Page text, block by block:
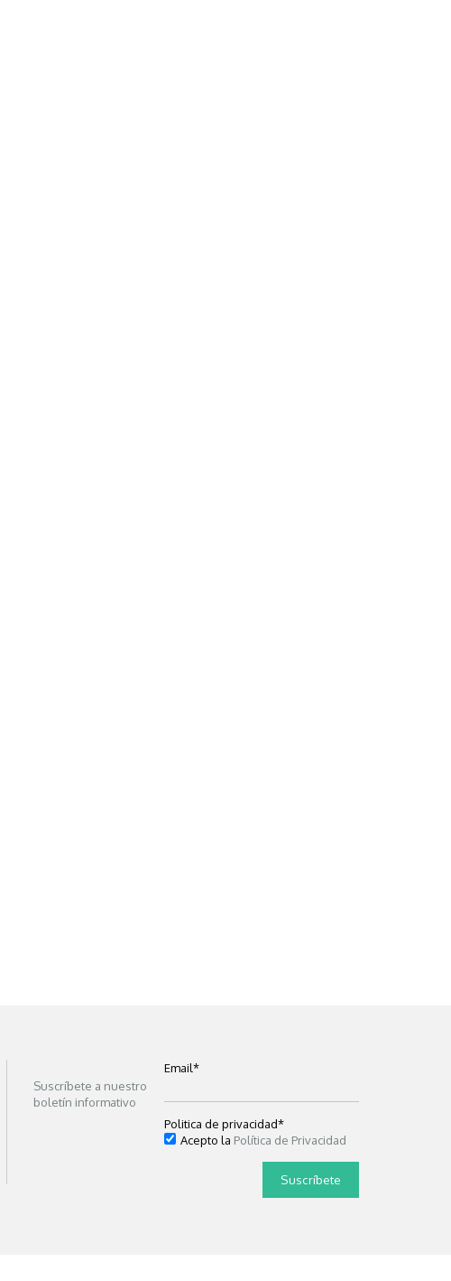
Suscríbete a nuestro
boletín informativo
Email*
Politica de privacidad*
Acepto la Política de Privacidad